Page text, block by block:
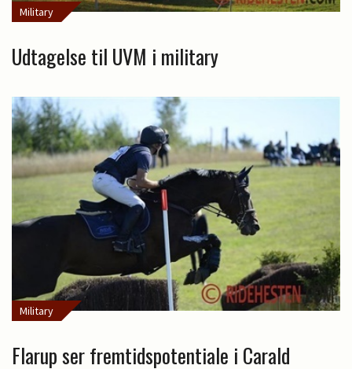
Military
Udtagelse til UVM i military
Military
Flarup ser fremtidspotentiale i Carald